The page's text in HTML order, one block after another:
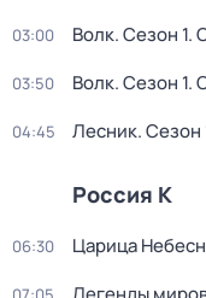
03:00 Волк. Сезон 1.
03:50 Волк. Сезон 1.
04:45 Лесник. Сезон
Россия К
06:30 Царица